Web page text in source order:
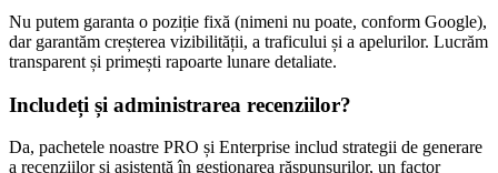
Nu putem garanta o poziție fixă (nimeni nu poate, conform Google),
dar garantăm creșterea vizibilității, a traficului și a apelurilor. Lucrăm
transparent și primești rapoarte lunare detaliate.
Includeți și administrarea recenziilor?
Da, pachetele noastre PRO și Enterprise includ strategii de generare
a recenziilor și asistență în gestionarea răspunsurilor, un factor